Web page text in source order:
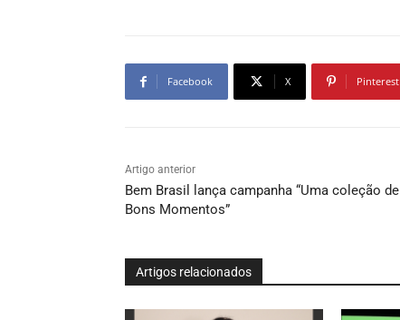
Facebook X Pinterest
Artigo anterior
Bem Brasil lança campanha “Uma coleção de
Bons Momentos”
Artigos relacionados